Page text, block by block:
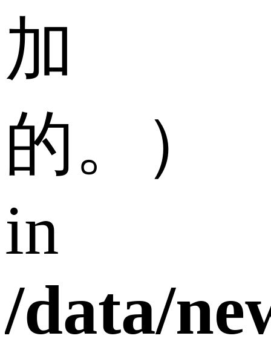
加
的。）
in
/data/